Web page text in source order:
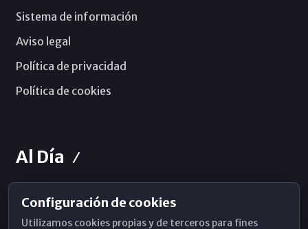
Sistema de información
Aviso legal
Política de privacidad
Política de cookies
Al Día
Horarios de Misa
Configuración de cookies
Utilizamos cookies propias y de terceros para fines